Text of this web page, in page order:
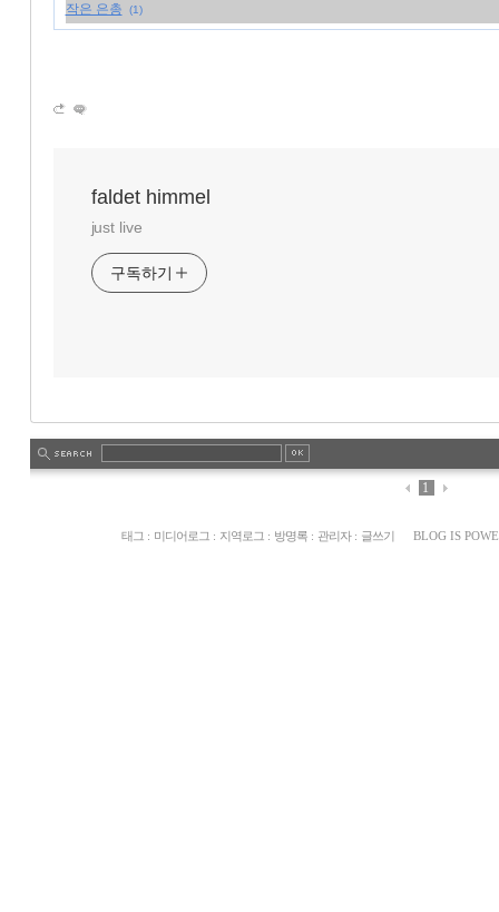
작은 은총 (1)
faldet himmel
just live
구독하기
1
태그 : 미디어로그 : 지역로그 : 방명록: 관리자: 글쓰기 BLOG IS